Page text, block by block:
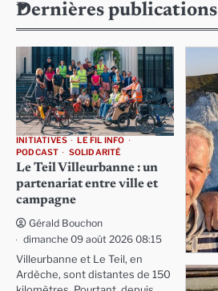
Dernières publications
INITIATIVES
LE FIL INFO
PODCAST
SOLIDARITÉ
Le Teil Villeurbanne : un
partenariat entre ville et
campagne
Gérald Bouchon
dimanche 09 août 2026 08:15
Villeurbanne et Le Teil, en
Ardèche, sont distantes de 150